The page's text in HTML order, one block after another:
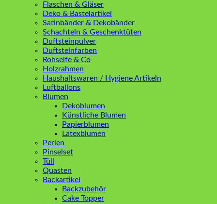
Flaschen & Gläser
Deko & Bastelartikel
Satinbänder & Dekobänder
Schachteln & Geschenktüten
Duftsteinpulver
Duftsteinfarben
Rohseife & Co
Holzrahmen
Haushaltswaren / Hygiene Artikeln
Luftballons
Blumen
Dekoblumen
Künstliche Blumen
Papierblumen
Latexblumen
Perlen
Pinselset
Tüll
Quasten
Backartikel
Backzubehör
Cake Topper